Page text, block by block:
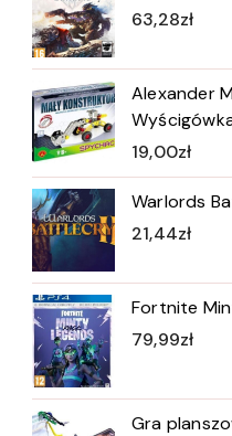
63,28zł
Alexander
19,00zł
Warlords
21,44zł
Fortnite
79,99zł
Gra